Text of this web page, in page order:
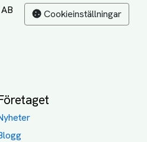
Cookieinställningar